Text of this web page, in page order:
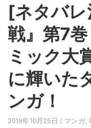
[ネタバ
戦』第7
ミック大
に輝いた
ンガ！
2019年10月25日 / マンガ,